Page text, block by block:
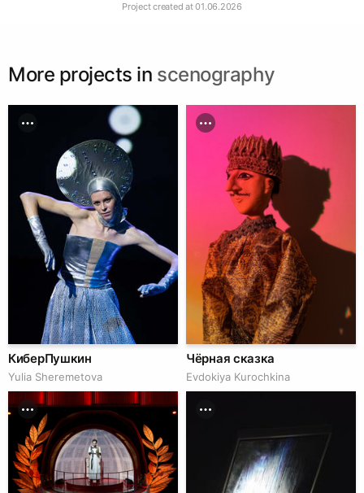
Project created at01.06.2026
More projects in scenography
КиберПушкин
Yulia Sheremetova
Чёрная сказка
Evdokiya Kurochkina